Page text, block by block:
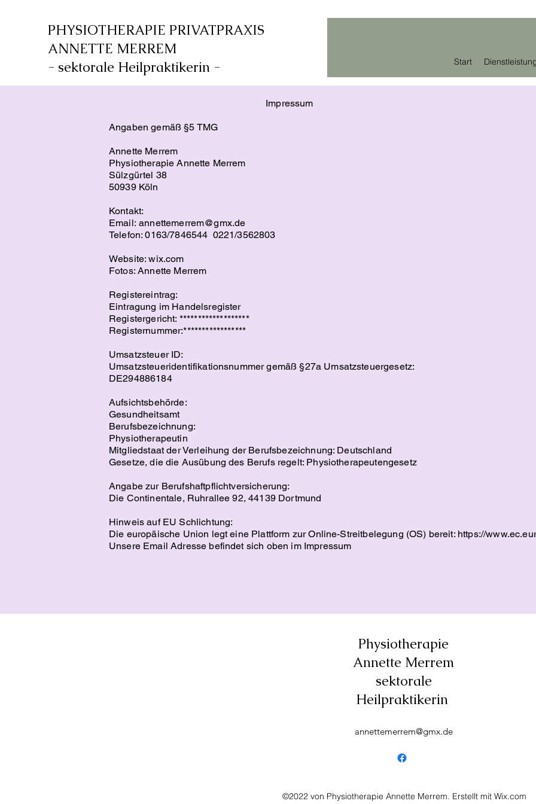
PHYSIOTHERAPIE PRIVATPRAXIS
ANNETTE MERREM
- sektorale Heilpraktikerin -
Start
Impressum
Angaben gemäß §5 TMG
Annette Merrem
Physiotherapie Annette Merrem
Sülzgürtel 38
50939 Köln
Kontakt:
Email:annettemerrem@gmx.de
Telefon: 0163/7846544 0221/3562803
Website: wix.com
Fotos: Annette Merrem
Registereintrag:
Eintragung im Handelsregister
Registergericht: *******************
Registernummer:*****************
Umsatzsteuer ID:
Umsatzsteueridentifikationsnummer gemäß §27a Umsatzsteuergesetz:
DE294886184
Aufsichtsbehörde:
Gesundheitsamt
Berufsbezeichnung:
Physiotherapeutin
Mitgliedstaat der Verleihung der Berufsbezeichnung: Deutschland
Gesetze, die die Ausübung des Berufs regelt: Physiotherapeutengesetz
Angabe zur Berufshaftpflichtversicherung:
Die Continentale, Ruhrallee 92, 44139 Dortmund
Hinweis auf EU Schlichtung:
Die europäische Union legt eine Plattform zur Online-Streitbelegung (OS) bereit: https://
Unsere Email Adresse befindet sich oben im Impressum
Physiotherapie
Annette Merrem
sektorale
Heilpraktikerin
annettemerrem@gmx.de
©2022 von Physiotherapie Annette Merrem. Erstellt mit Wix.com